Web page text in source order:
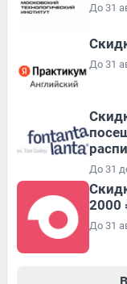
До 31
До 31
До 31
2000
До 31